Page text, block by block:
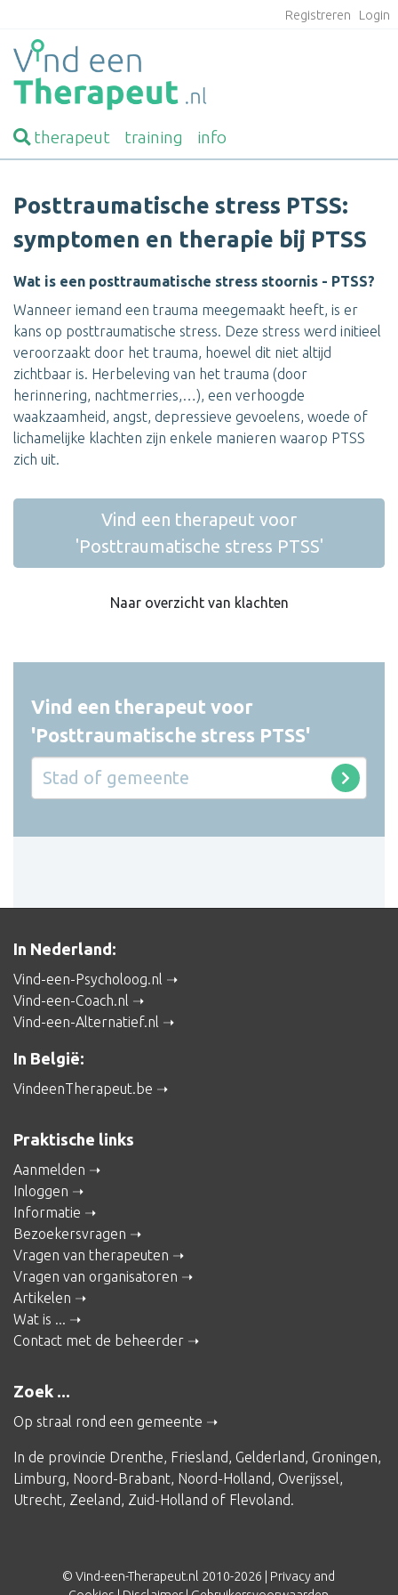
Registreren Login
therapeut training info
Posttraumatische stress PTSS:
symptomen en therapie bij PTSS
Wat is een posttraumatische stress stoornis - PTSS?
Wanneer iemand een trauma meegemaakt heeft, is er
kans op posttraumatische stress. Deze stress werd initieel
veroorzaakt door het trauma, hoewel dit niet altijd
zichtbaar is. Herbeleving van het trauma (door
herinnering, nachtmerries,…), een verhoogde
waakzaamheid, angst, depressieve gevoelens, woede of
lichamelijke klachten zijn enkele manieren waarop PTSS
zich uit.
Vind een therapeut voor
'Posttraumatische stress PTSS'
Naar overzicht van klachten
Vind een therapeut voor
'Posttraumatische stress PTSS'
In Nederland:
Vind-een-Psycholoog.nl
Vind-een-Coach.nl
Vind-een-Alternatief.nl
In België:
VindeenTherapeut.be
Praktische links
Aanmelden
Inloggen
Informatie
Bezoekersvragen
Vragen van therapeuten
Vragen van organisatoren
Artikelen
Wat is ...
Contact met de beheerder
Zoek ...
Op straal rond een gemeente
In de provincie Drenthe, Friesland, Gelderland, Groningen,
Limburg, Noord-Brabant, Noord-Holland, Overijssel,
Utrecht, Zeeland, Zuid-Holland of Flevoland.
© Vind-een-Therapeut.nl 2010-2026 | Privacy and